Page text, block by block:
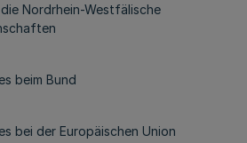
Nordrhein-Westfälische
beim Bund
bei der Europäischen Union